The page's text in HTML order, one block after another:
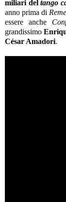
miliari deltango
anno prima di
essere anche
grandissimo
César Amadori.